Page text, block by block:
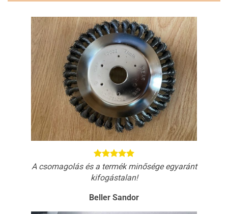
A csomagolás és a termék minősége egyaránt
kifogástalan!
Beller Sandor